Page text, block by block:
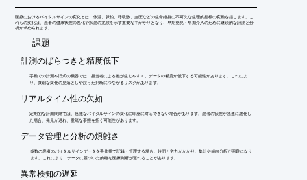
医療におけるバイタルサインの変化とは、体温、脈拍、呼吸数、血圧などの生命維持に不可欠な生理的指標の変動を指します。こ
れらの変化は、患者の健康状態の悪化や疾患の兆候を示す重要な手がかりとなり、早期発見・早期介入のために継続的な計測と分
析が求められます。
​課題
計測のばらつきと精度低下
手動での計測や旧式の機器では、担当者による差が生じやすく、データの精度が低下する可能性があります。これによ
り、微細な変化の見落としや誤った判断につながるリスクがあります。
リアルタイム性の欠如
定期的な計測間隔では、急激なバイタルサインの変化に即座に対応できない場合があります。患者の状態が急速に悪化し
た場合、発見が遅れ、重篤な事態を招く可能性があります。
データ管理と分析の煩雑さ
多数の患者のバイタルサインデータを手作業で記録・管理する場合、時間と労力がかかり、集計や傾向分析が困難になり
ます。これにより、データに基づいた的確な医療判断が遅れることがあります。
異常検知の遅延